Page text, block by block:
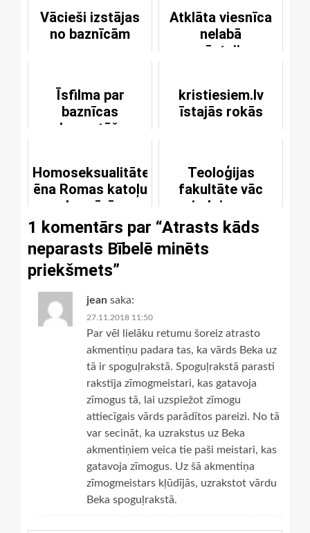
Vācieši izstājas
no baznīcām
Atklāta viesnīca
nelabā
apsēstajiem
Īsfilma par
baznīcas
demontāžu
kristiesiem.lv
īstajās rokās
Homoseksualitātes
ēna Romas katoļu
baznīcā
Teoloģijas
fakultāte vāc
ziedojumus
1 komentārs par “Atrasts kāds
neparasts Bībelē minēts
priekšmets”
jean saka:
27.11.2018 11:50
Par vēl lielāku retumu šoreiz atrasto
akmentiņu padara tas, ka vārds Beka uz
tā ir spoguļrakstā. Spoguļrakstā parasti
rakstīja zīmogmeistari, kas gatavoja
zīmogus tā, lai uzspiežot zīmogu
attiecīgais vārds parādītos pareizi. No tā
var secināt, ka uzrakstus uz Beka
akmentiņiem veica tie paši meistari, kas
gatavoja zīmogus. Uz šā akmentiņa
zīmogmeistars kļūdījās, uzrakstot vārdu
Beka spoguļrakstā.